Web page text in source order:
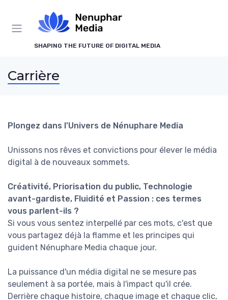
SHAPING THE FUTURE OF DIGITAL MEDIA
Carrière
Plongez dans l'Univers de Nénuphare Media
Unissons nos rêves et convictions pour élever le média
digital à de nouveaux sommets.
Créativité, Priorisation du public, Technologie
avant-gardiste, Fluidité et Passion : ces termes
vous parlent-ils ?
Si vous vous sentez interpellé par ces mots, c'est que
vous partagez déjà la flamme et les principes qui
guident Nénuphare Media chaque jour.
La puissance d'un média digital ne se mesure pas
seulement à sa portée, mais à l'impact qu'il crée.
Derrière chaque histoire, chaque image et chaque clic,